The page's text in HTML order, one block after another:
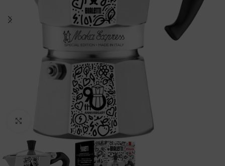
Clicca per ingrandire